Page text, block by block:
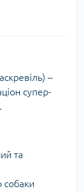
–
супер-
та
собаки